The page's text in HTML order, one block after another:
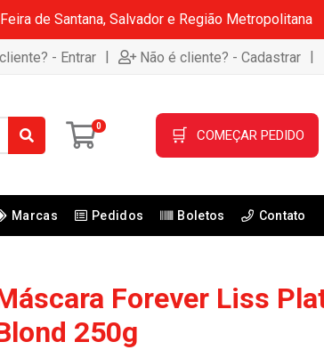
de Santana, Salvador e Região Metropolitana
- Entrar | Não é cliente? - Cadastrar |
0 🛒 COMEÇAR PEDIDO
Marcas Pedidos Boletos Contato
Forever Liss
250g